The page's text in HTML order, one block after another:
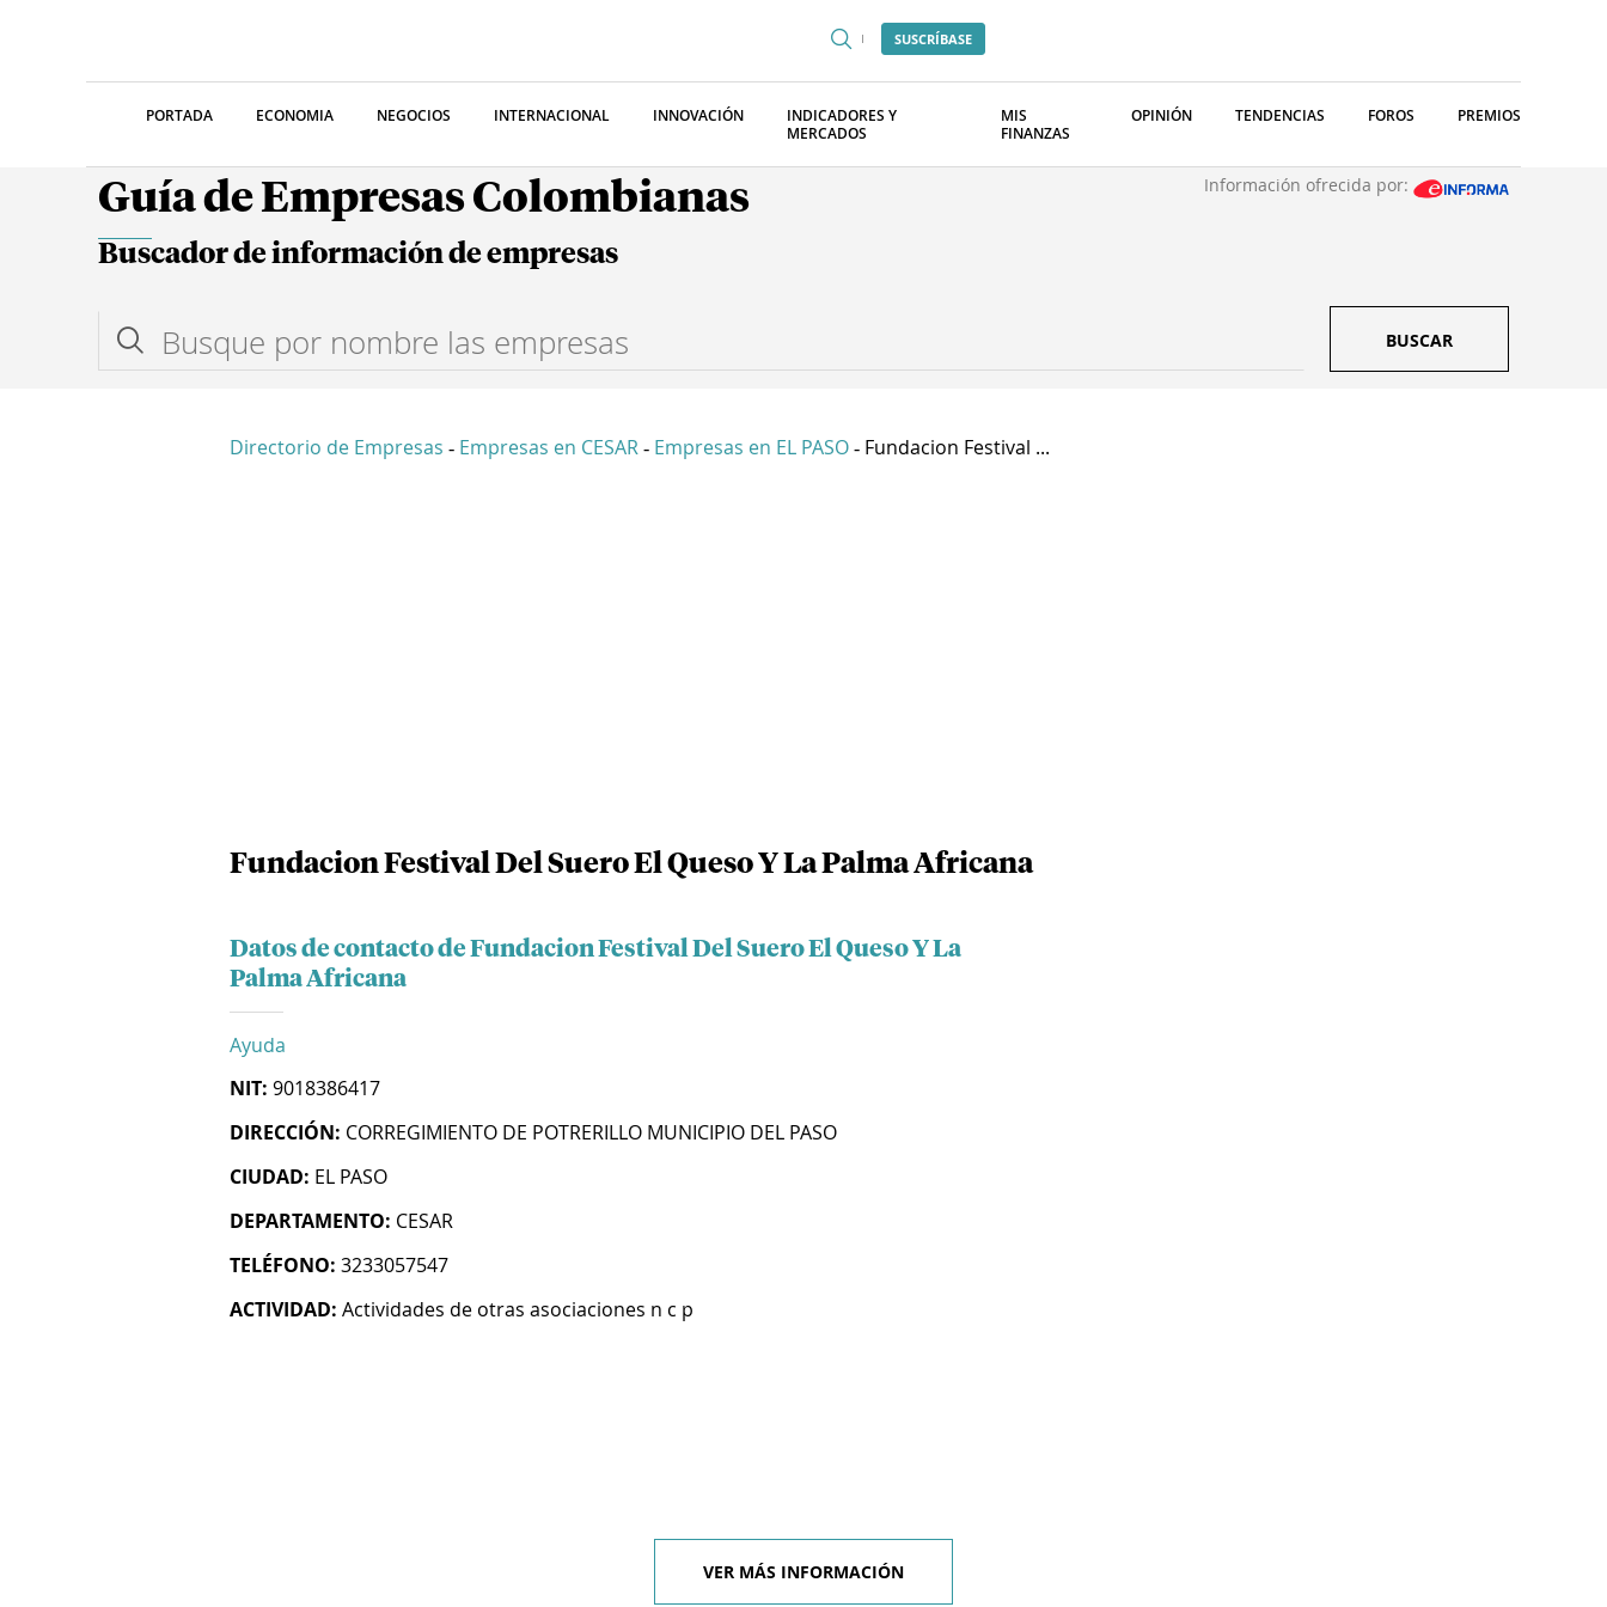
SUSCRÍBASE
PORTADA ECONOMIA NEGOCIOS INTERNACIONAL INNOVACIÓN
INDICADORES Y
MERCADOS
MIS
FINANZAS
OPINIÓN TENDENCIAS FOROS PREMIOS
Guía de Empresas Colombianas Información ofrecida por:
Buscador de información de empresas
BUSCAR
Directorio de Empresas - Empresas en CESAR - Empresas en EL PASO - Fundacion Festival ...
Fundacion Festival Del Suero El Queso Y La Palma Africana
Datos de contacto de Fundacion Festival Del Suero El Queso Y La
Palma Africana
Ayuda
NIT: 9018386417
DIRECCIÓN: CORREGIMIENTO DE POTRERILLO MUNICIPIO DEL PASO
CIUDAD: EL PASO
DEPARTAMENTO: CESAR
TELÉFONO: 3233057547
ACTIVIDAD: Actividades de otras asociaciones n c p
VER MÁS INFORMACIÓN